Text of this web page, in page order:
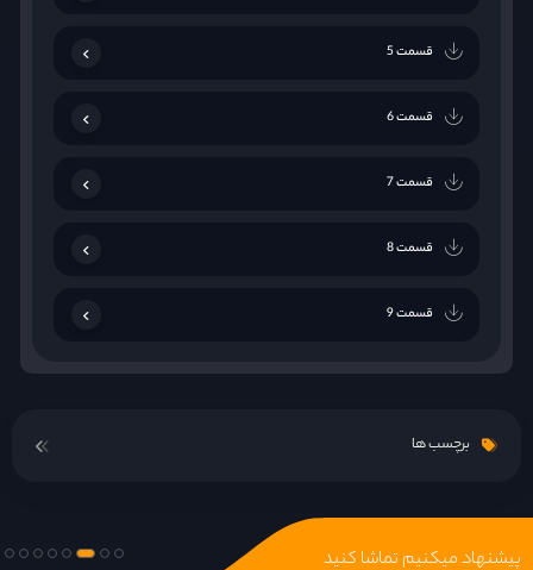
قسمت 5
قسمت 6
قسمت 7
قسمت 8
قسمت 9
قسمت 10
قسمت 11
برچسب ها
پیشنهاد میکنیم تماشا کنید